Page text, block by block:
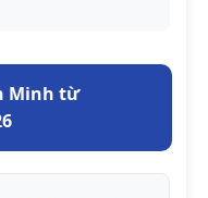
Minh từ